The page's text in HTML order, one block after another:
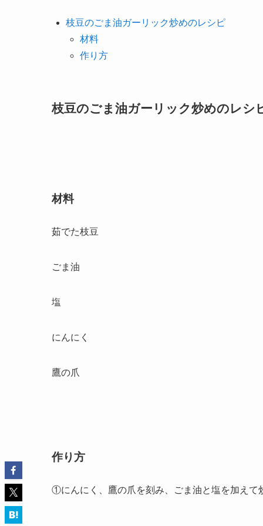
枝豆のごま油ガーリック炒めのレシピ
材料
作り方
枝豆のごま油ガーリック炒めのレシ
材料
茹でた枝豆
ごま油
塩
にんにく
鷹の爪
作り方
①にんにく、鷹の爪を刻み、ごま油と塩を加えて